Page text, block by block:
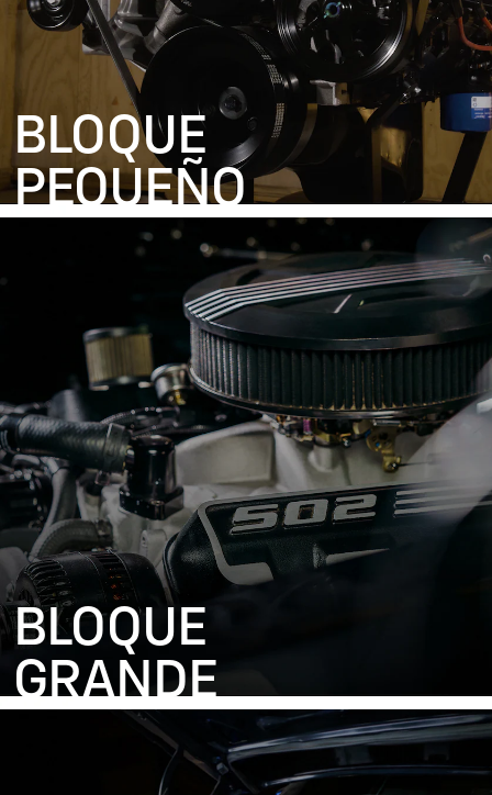
BLOQUE
PEQUEÑO
BLOQUE
GRANDE